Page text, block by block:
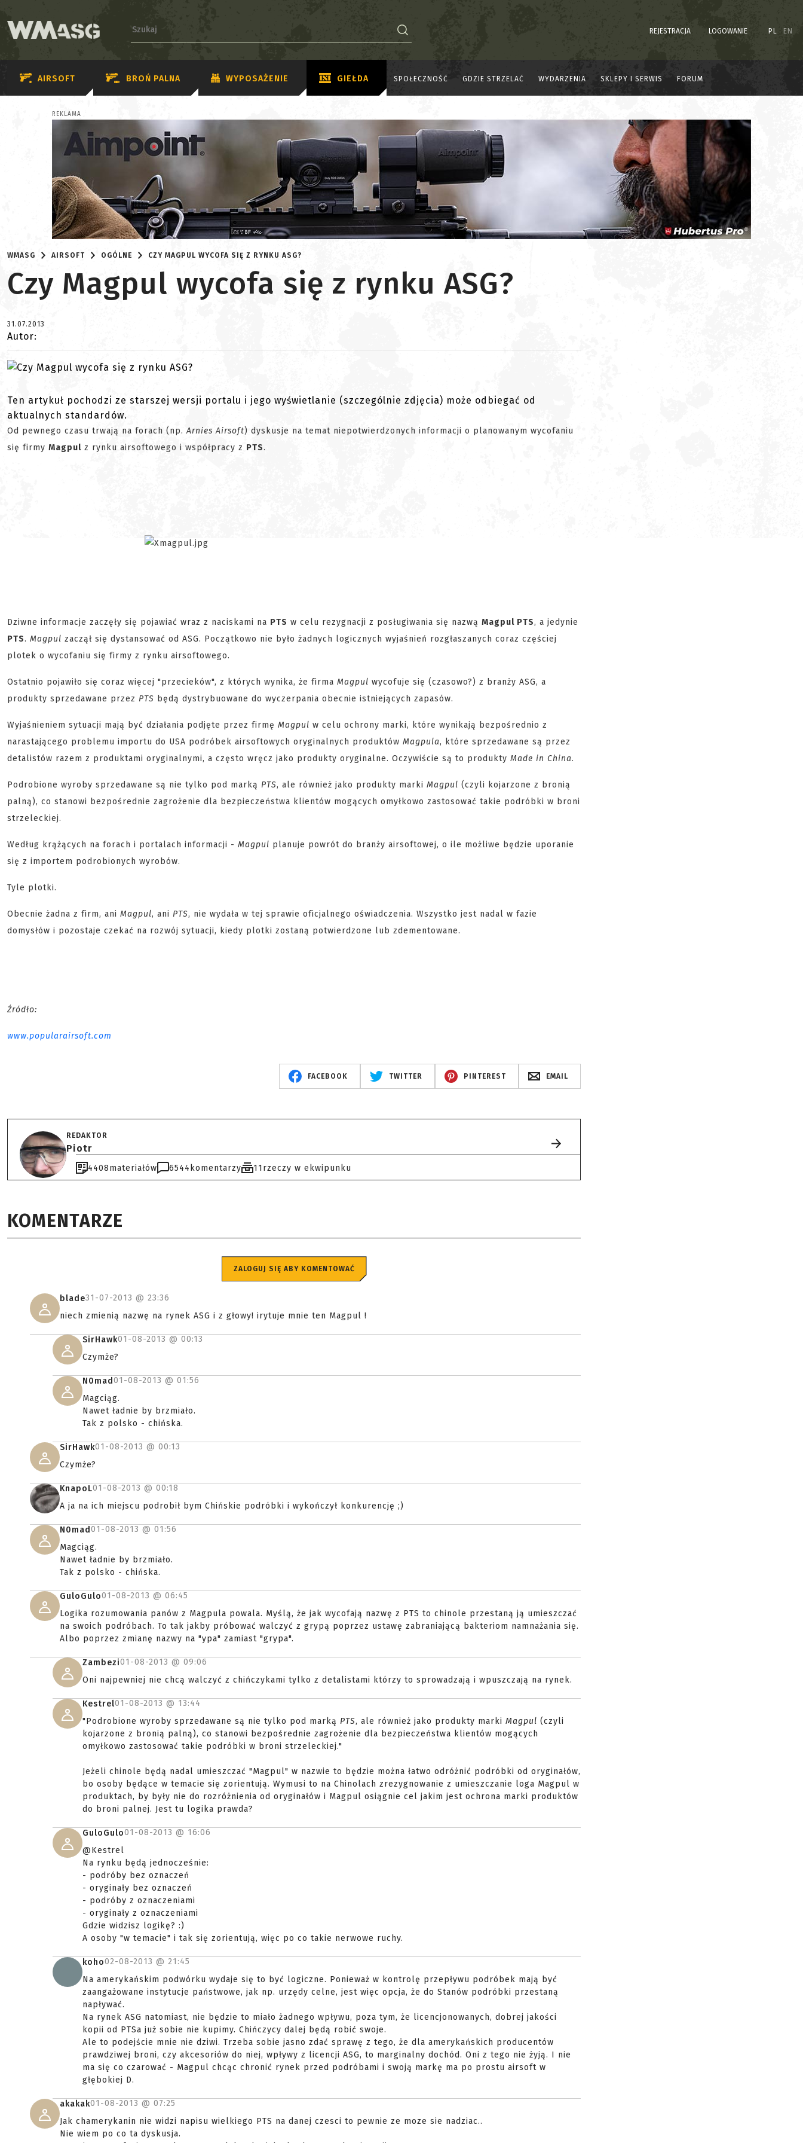
REJESTRACJA LOGOWANIE PL EN
AIRSOFT BROŃ PALNA WYPOSAŻENIE GIEŁDA SPOŁECZNOŚĆ GDZIE STRZELAĆ WYDARZENIA SKLEPY I SERWIS FORUM
REKLAMA
WMASG AIRSOFT OGÓLNE CZY MAGPUL WYCOFA SIĘ Z RYNKU ASG?
Czy Magpul wycofa się z rynku ASG?
31.07.2013
Autor:
Ten artykuł pochodzi ze starszej wersji portalu i jego wyświetlanie (szczególnie zdjęcia) może odbiegać od
aktualnych standardów.
Od pewnego czasu trwają na forach (np.Arnies Airsoft) dyskusje na temat niepotwierdzonych informacji o planowanym wycofaniu
się firmy Magpul z rynku airsoftowego i współpracy z PTS.
Dziwne informacje zaczęły się pojawiać wraz z naciskami na PTS w celu rezygnacji z posługiwania się nazwą Magpul PTS, a jedynie
PTS. Magpul zaczął się dystansować od ASG. Początkowo nie było żadnych logicznych wyjaśnień rozgłaszanych coraz częściej
plotek o wycofaniu się firmy z rynku airsoftowego.
Ostatnio pojawiło się coraz więcej "przecieków", z których wynika, że firma Magpul wycofuje się (czasowo?) z branży ASG, a
produkty sprzedawane przez PTS będą dystrybuowane do wyczerpania obecnie istniejących zapasów.
Wyjaśnieniem sytuacji mają być działania podjęte przez firmę Magpul w celu ochrony marki, które wynikają bezpośrednio z
narastającego problemu importu do USA podróbek airsoftowych oryginalnych produktów Magpula, które sprzedawane są przez
detalistów razem z produktami oryginalnymi, a często wręcz jako produkty oryginalne. Oczywiście są to produkty Made in China.
Podrobione wyroby sprzedawane są nie tylko pod marką PTS, ale również jako produkty marki Magpul (czyli kojarzone z bronią
palną), co stanowi bezpośrednie zagrożenie dla bezpieczeństwa klientów mogących omyłkowo zastosować takie podróbki w broni
strzeleckiej.
Według krążących na forach i portalach informacji - Magpul planuje powrót do branży airsoftowej, o ile możliwe będzie uporanie
się z importem podrobionych wyrobów.
Tyle plotki.
Obecnie żadna z firm, ani Magpul, ani PTS, nie wydała w tej sprawie oficjalnego oświadczenia. Wszystko jest nadal w fazie
domysłów i pozostaje czekać na rozwój sytuacji, kiedy plotki zostaną potwierdzone lub zdementowane.
Źródło:
www.popularairsoft.com
FACEBOOK TWITTER PINTEREST EMAIL
REDAKTOR
Piotr
4408materiałów 6544 komentarzy 11rzeczy w ekwipunku
KOMENTARZE
ZALOGUJ SIĘ ABY KOMENTOWAĆ
blade31-07-2013 @ 23:36
niech zmienią nazwę na rynek ASG i z głowy! irytuje mnie ten Magpul !
SirHawk01-08-2013 @ 00:13
Czymże?
N0mad01-08-2013 @ 01:56
Magciąg.
Nawet ładnie by brzmiało.
Tak z polsko - chińska.
SirHawk01-08-2013 @ 00:13
Czymże?
KnapoL01-08-2013 @ 00:18
A ja na ich miejscu podrobił bym Chińskie podróbki i wykończył konkurencję ;)
N0mad01-08-2013 @ 01:56
Magciąg.
Nawet ładnie by brzmiało.
Tak z polsko - chińska.
GuloGulo01-08-2013 @ 06:45
Logika rozumowania panów z Magpula powala. Myślą, że jak wycofają nazwę z PTS to chinole przestaną ją umieszczać
na swoich podróbach. To tak jakby próbować walczyć z grypą poprzez ustawę zabraniającą bakteriom namnażania się.
Albo poprzez zmianę nazwy na "ypa" zamiast "grypa".
Zambezi01-08-2013 @ 09:06
Oni najpewniej nie chcą walczyć z chińczykami tylko z detalistami którzy to sprowadzają i wpuszczają na rynek.
Kestrel01-08-2013 @ 13:44
"Podrobione wyroby sprzedawane są nie tylko pod marką PTS, ale również jako produkty marki Magpul (czyli
kojarzone z bronią palną), co stanowi bezpośrednie zagrożenie dla bezpieczeństwa klientów mogących
omyłkowo zastosować takie podróbki w broni strzeleckiej."
Jeżeli chinole będą nadal umieszczać "Magpul" w nazwie to będzie można łatwo odróżnić podróbki od oryginałów,
bo osoby będące w temacie się zorientują. Wymusi to na Chinolach zrezygnowanie z umieszczanie loga Magpul w
produktach, by były nie do rozróżnienia od oryginałów i Magpul osiągnie cel jakim jest ochrona marki produktów
do broni palnej. Jest tu logika prawda?
GuloGulo01-08-2013 @ 16:06
@Kestrel
Na rynku będą jednocześnie:
- podróby bez oznaczeń
- oryginały bez oznaczeń
- podróby z oznaczeniami
- oryginały z oznaczeniami
Gdzie widzisz logikę? :)
A osoby "w temacie" i tak się zorientują, więc po co takie nerwowe ruchy.
koho02-08-2013 @ 21:45
Na amerykańskim podwórku wydaje się to być logiczne. Ponieważ w kontrolę przepływu podróbek mają być
zaangażowane instytucje państwowe, jak np. urzędy celne, jest więc opcja, że do Stanów podróbki przestaną
napływać.
Na rynek ASG natomiast, nie będzie to miało żadnego wpływu, poza tym, że licencjonowanych, dobrej jakości
kopii od PTSa już sobie nie kupimy. Chińczycy dalej będą robić swoje.
Ale to podejście mnie nie dziwi. Trzeba sobie jasno zdać sprawę z tego, że dla amerykańskich producentów
prawdziwej broni, czy akcesoriów do niej, wpływy z licencji ASG, to marginalny dochód. Oni z tego nie żyją. I nie
ma się co czarować - Magpul chcąc chronić rynek przed podróbami i swoją markę ma po prostu airsoft w
głębokiej D.
akakak01-08-2013 @ 07:25
Jak chamerykanin nie widzi napisu wielkiego PTS na danej czesci to pewnie ze moze sie nadziac..
Nie wiem po co ta dyskusja.